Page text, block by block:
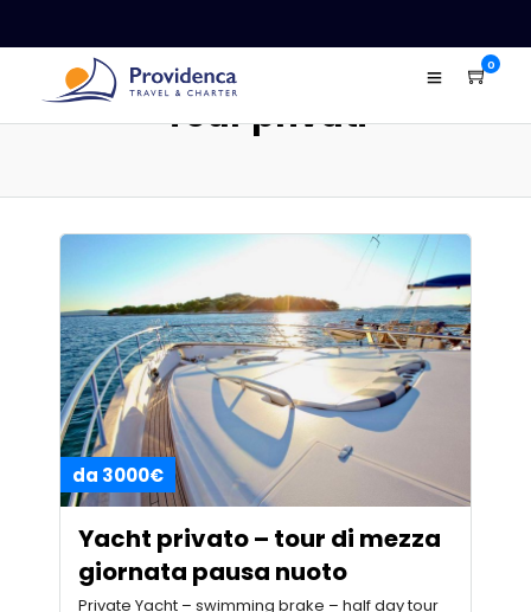
0
Tour privati
da 3000€
Yacht privato – tour di mezza
giornata pausa nuoto
Private Yacht – swimming brake – half day tour